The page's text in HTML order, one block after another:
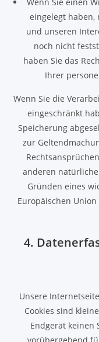
eingelegt haben,
und unseren
noch nicht
haben Sie das
Ihrer
Wenn Sie die
eingeschränkt
Speicherung
zur
anderen
Gründen eines
Europäischen
4.
Unsere
Cookies sind
Endgerät keinen